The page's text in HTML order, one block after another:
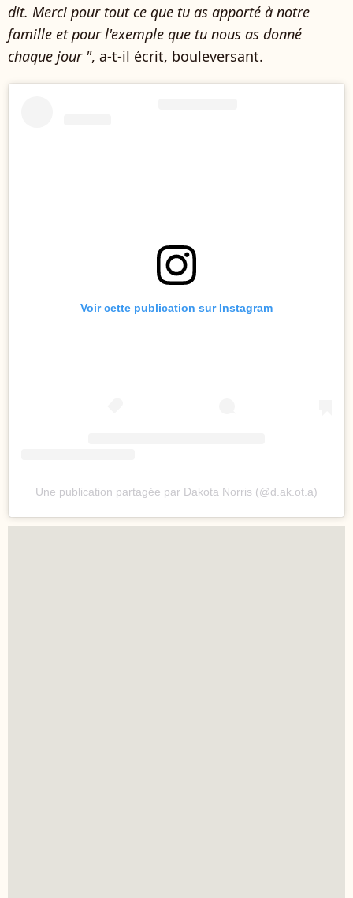
dit. Merci pour tout ce que tu as apporté à notre
famille et pour l'exemple que tu nous as donné
chaque jour ", a-t-il écrit, bouleversant.
Voir cette publication sur Instagram
Une publication partagée par Dakota Norris (@d.ak.ot.a)